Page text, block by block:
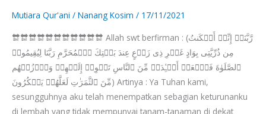
Mutiara Qur'ani / Nanang Kosim / 17/11/2021
🔛🔛🔛🔛🔛🔛🔛🔛🔛🔛🔛 Allah swt berfirman : (رَّبَّنَاۤ إِنِّیۤ أَسۡكَنتُ
مِن ذُرِّیَّتِی بِوَادٍ غَیۡرِ ذِی زَرۡعٍ عِندَ بَیۡتِكَ ٱلۡمُحَرَّمِ رَبَّنَا لِیُقِیمُوا۟
ٱلصَّلَوٰةَ فَٱجۡعَلۡ أَفۡـِٔدَةࣰ مِّنَ ٱلنَّاسِ تَهۡوِیۤ إِلَیۡهِمۡ وَٱرۡزُقۡهُم
مِّنَ ٱلثَّمَرَ ٰ⁠تِ لَعَلَّهُمۡ یَشۡكُرُونَ) Artinya : Ya Tuhan kami,
sesungguhnya aku telah menempatkan sebagian keturunanku
di lembah yang tidak mempunyai tanam-tanaman di dekat
AS.